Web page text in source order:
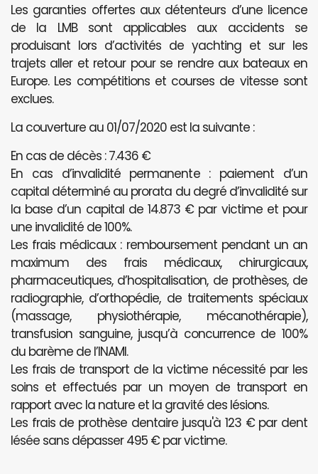
Les garanties offertes aux détenteurs d’une licence
de la LMB sont applicables aux accidents se
produisant lors d’activités de yachting et sur les
trajets aller et retour pour se rendre aux bateaux en
Europe. Les compétitions et courses de vitesse sont
exclues.
La couverture au 01/07/2020 est la suivante :
En cas de décès : 7.436 €
En cas d’invalidité permanente : paiement d’un
capital déterminé au prorata du degré d’invalidité sur
la base d’un capital de 14.873 € par victime et pour
une invalidité de 100%.
Les frais médicaux : remboursement pendant un an
maximum des frais médicaux, chirurgicaux,
pharmaceutiques, d’hospitalisation, de prothèses, de
radiographie, d’orthopédie, de traitements spéciaux
(massage, physiothérapie, mécanothérapie),
transfusion sanguine, jusqu’à concurrence de 100%
du barème de l’INAMI.
Les frais de transport de la victime nécessité par les
soins et effectués par un moyen de transport en
rapport avec la nature et la gravité des lésions.
Les frais de prothèse dentaire jusqu'à 123 € par dent
lésée sans dépasser 495 € par victime.